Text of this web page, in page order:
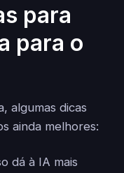
para
para o
algumas dicas
ainda melhores:
dá à IA mais